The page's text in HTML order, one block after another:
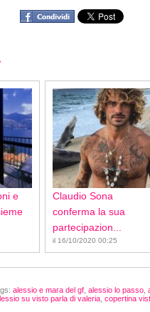
e
Claudio Sona
conferma la sua
partecipazion...
il 16/10/2020 00:25
alessio e mara del gf alessio lo passo
su visto parla di valeria copertina